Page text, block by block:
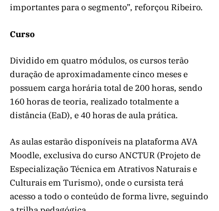
importantes para o segmento”, reforçou Ribeiro.
Curso
Dividido em quatro módulos, os cursos terão
duração de aproximadamente cinco meses e
possuem carga horária total de 200 horas, sendo
160 horas de teoria, realizado totalmente a
distância (EaD), e 40 horas de aula prática.
As aulas estarão disponíveis na plataforma AVA
Moodle, exclusiva do curso ANCTUR (Projeto de
Especialização Técnica em Atrativos Naturais e
Culturais em Turismo), onde o cursista terá
acesso a todo o conteúdo de forma livre, seguindo